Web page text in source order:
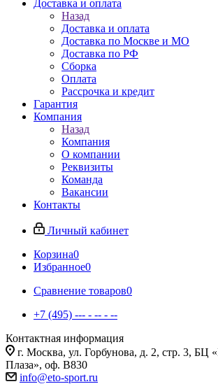
Доставка и оплата
Назад
Доставка и оплата
Доставка по Москве и МО
Доставка по РФ
Сборка
Оплата
Рассрочка и кредит
Гарантия
Компания
Назад
Компания
О компании
Реквизиты
Команда
Вакансии
Контакты
Личный кабинет
Корзина0
Избранное0
Сравнение товаров0
+7 (495) --- - -- - --
Контактная информация
г. Москва, ул. Горбунова, д. 2, стр. 3, БЦ
Плаза», оф. В830
info@eto-sport.ru